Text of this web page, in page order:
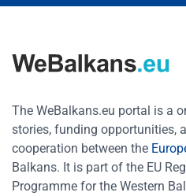
The WeBalkans.eu portal is a
stories, funding opportunities,
cooperation between the
Balkans. It is part of the EU
Programme for the Western